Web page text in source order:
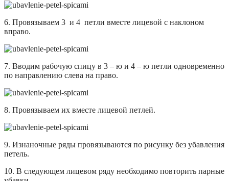
6. Провязываем 3 и 4 петли вместе лицевой с наклоном
вправо.
7. Вводим рабочую спицу в 3 – ю и 4 – ю петли одновременно
по направлению слева на право.
8. Провязываем их вместе лицевой петлей.
9. Изнаночные ряды провязываются по рисунку без убавления
петель.
10. В следующем лицевом ряду необходимо повторить парные